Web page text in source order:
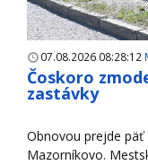
07.08.2026 08:28:12
Čoskoro
zastávky
Obnovou prejde päť
Mazorníkovo.